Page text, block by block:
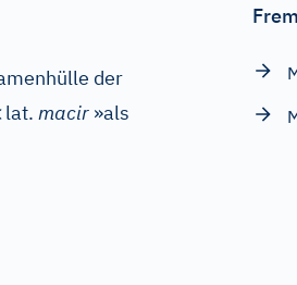
der
lat. macir »als